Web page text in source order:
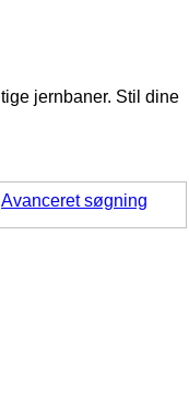
jernbaner. Stil dine
Avanceret søgning